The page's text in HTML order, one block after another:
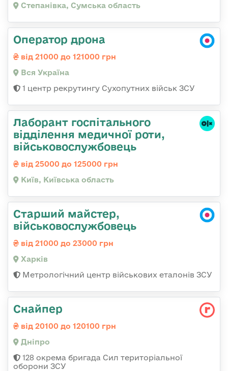
Степанівка, Сумська область
Оператор дрона
від 21000 до 121000 грн
Вся Україна
1 центр рекрутингу Сухопутних військ ЗСУ
Лаборант госпітального
відділення медичної роти,
військовослужбовець
від 25000 до 125000 грн
Київ, Київська область
Старший майстер,
військовослужбовець
від 21000 до 23000 грн
Харків
Метрологічний центр військових еталонів ЗСУ
Снайпер
від 20100 до 120100 грн
Дніпро
128 окрема бригада Сил територіальної
оборони ЗСУ